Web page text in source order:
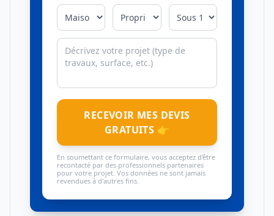
RECEVOIR MES DEVIS
GRATUITS 👉
En soumettant ce formulaire, vous acceptez d'être
recontacté par des professionnels partenaires
pour votre projet. Vos données ne sont jamais
revendues à d'autres fins.